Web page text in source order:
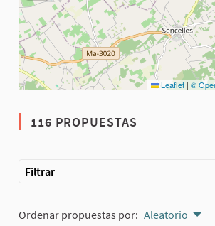
Leaflet | ©
116 PROPUESTAS
Filtrar
Ordenar propuestas por: Aleatorio